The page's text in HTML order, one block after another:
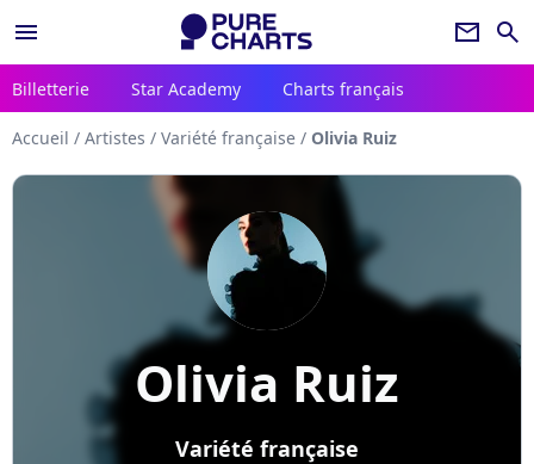
menu newsletter search
Billetterie Star Academy Charts français
Accueil / Artistes / Variété française / Olivia Ruiz
Olivia Ruiz
Variété française